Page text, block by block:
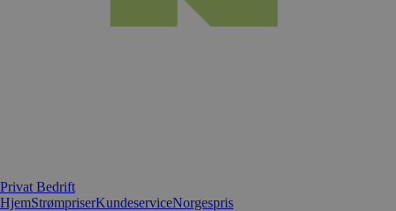
Privat Bedrift
HjemStrømpriserKundeserviceNorgespris